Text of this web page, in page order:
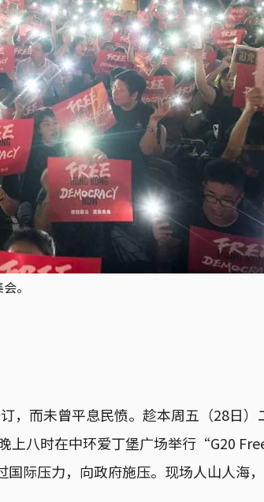
。
，而未曾平息民愤。趁本周五（28日）
上八时在中环爱丁堡广场举行“G20
际压力，向政府施压。现场人山人海